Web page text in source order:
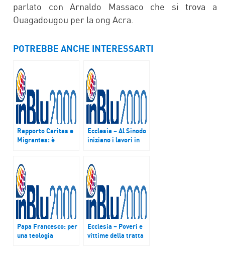
parlato con Arnaldo Massaco che si trova a
Ouagadougou per la ong Acra.
POTREBBE ANCHE INTERESSARTI
Rapporto Caritas e
Migrantes: è
Ecclesia – Al Sinodo
iniziano i lavori in
Sinodali rinnova il
Patto delle
Catacombe del 1965
Papa Francesco: per
una teologia
Ecclesia – Poveri e
vittime della tratta